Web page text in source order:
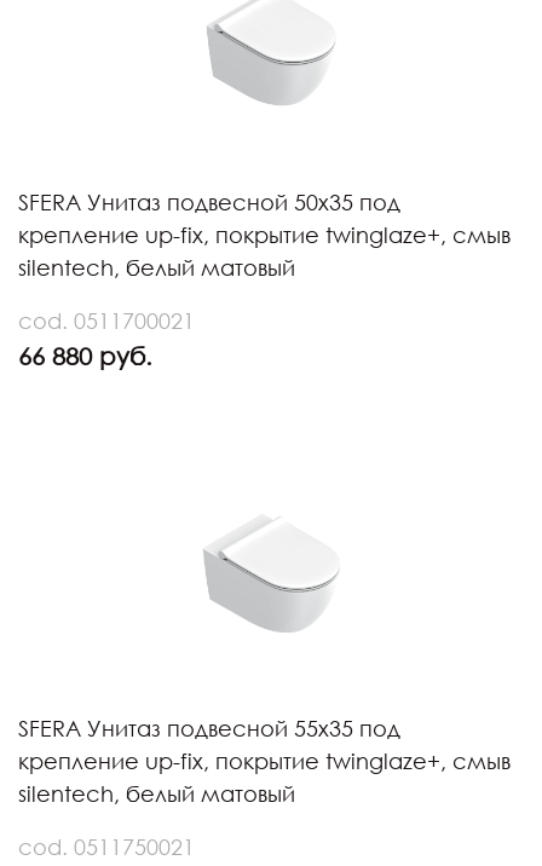
SFERA Унитаз подвесной 50x35 под
крепление up-fix, покрытие twinglaze+, смыв
silentech, белый матовый
cod. 0511700021
66 880 руб.
SFERA Унитаз подвесной 55x35 под
крепление up-fix, покрытие twinglaze+, смыв
silentech, белый матовый
cod. 0511750021